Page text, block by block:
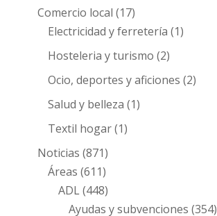
Comercio local (17)
Electricidad y ferretería (1)
Hosteleria y turismo (2)
Ocio, deportes y aficiones (2)
Salud y belleza (1)
Textil hogar(1)
Noticias (871)
Áreas (611)
ADL(448)
Ayudas y subvenciones (354)